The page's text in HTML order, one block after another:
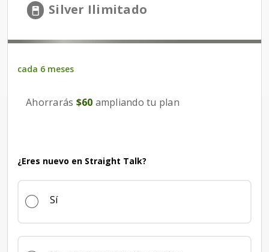
Silver Ilimitado
cada 6 mesescada 6 meses
Ahorrarás $60 ampliando tu plan
Ahorrarás $60ampliando tu plan
¿Eres nuevo en Straight Talk?
Sí